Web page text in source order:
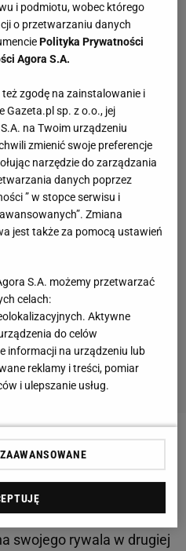
Sebastiana
nie ma" [SEKCJA
swojego rywala w drugiej
i podmiotu, wobec którego
o przetwarzaniu danych
Polityka Prywatności
Agora S.A.
zgodę na zainstalowanie i
Gazeta.pl sp. z o.o., jej
na Twoim urządzeniu
zmienić swoje preferencje
narzędzie do zarządzania
danych poprzez
” w stopce serwisu i
Zmiana
jest także za pomocą ustawień
S.A. możemy przetwarzać
celach:
Aktywne
do celów
informacji na urządzeniu lub
reklamy i treści, pomiar
i ulepszanie usług.